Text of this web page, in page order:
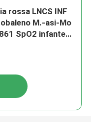
rossa LNCS INF
M.-asi-Mo
SpO2 infante